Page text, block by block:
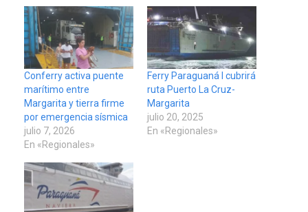
Conferry activa puente
marítimo entre
Margarita y tierra firme
por emergencia sísmica
julio 7, 2026
En «Regionales»
Ferry Paraguaná I cubrirá
ruta Puerto La Cruz-
Margarita
julio 20, 2025
En «Regionales»